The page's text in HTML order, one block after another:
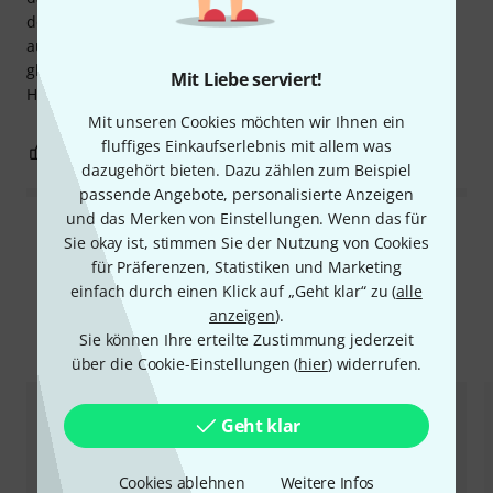
Mit Liebe serviert!
Mit unseren Cookies möchten wir Ihnen ein
fluffiges Einkaufserlebnis mit allem was
dazugehört bieten. Dazu zählen zum Beispiel
passende Angebote, personalisierte Anzeigen
und das Merken von Einstellungen. Wenn das für
Sie okay ist, stimmen Sie der Nutzung von Cookies
für Präferenzen, Statistiken und Marketing
einfach durch einen Klick auf „Geht klar“ zu (alle
anzeigen).
Sie können Ihre erteilte Zustimmung jederzeit
über die Cookie-Einstellungen (hier) widerrufen.
Geht klar
Cookies ablehnen Weitere Infos
dem Knopf sprang..hab ich eine der 4 (!) Saiten
aufgespannt. Tadellos und sehr stabil. War überrascht das
gleich vier Saiten geliefert wurden so hab ich gleich Ersatz.
Hervorragend! Empfehlung.
0 BEWERTUNG MELDEN
Alle Bewertungen lesen
Alternativen vergleichen